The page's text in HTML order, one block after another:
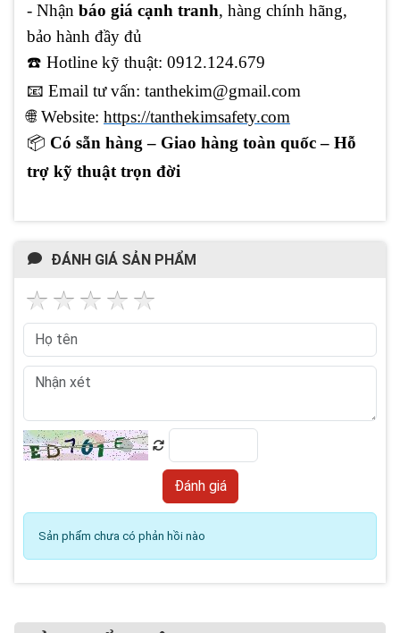
- Nhận báo giá cạnh tranh, hàng chính hãng,
bảo hành đầy đủ
☎️ Hotline kỹ thuật: 0912.124.679
📧 Email tư vấn: tanthekim@gmail.com
🌐 Website: https://tanthekimsafety.com
📦 Có sẵn hàng – Giao hàng toàn quốc – Hỗ
trợ kỹ thuật trọn đời
ĐÁNH GIÁ SẢN PHẨM
Sản phẩm chưa có phản hồi nào